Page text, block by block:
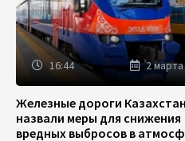
16:44 2 марта
Железные дороги
назвали меры для снижения
вредных выбросов в